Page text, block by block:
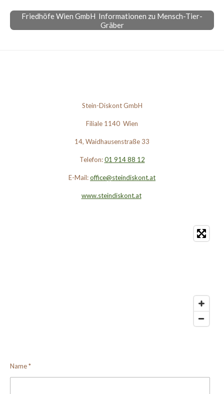
Friedhöfe Wien GmbH Informationen zu Mensch-Tier-
Gräber
Stein-Diskont GmbH
Filiale 1140 Wien
14, Waidhausenstraße 33
Telefon: 01 914 88 12
E-Mail:office@steindiskont.at
www.steindiskont.at
Name *